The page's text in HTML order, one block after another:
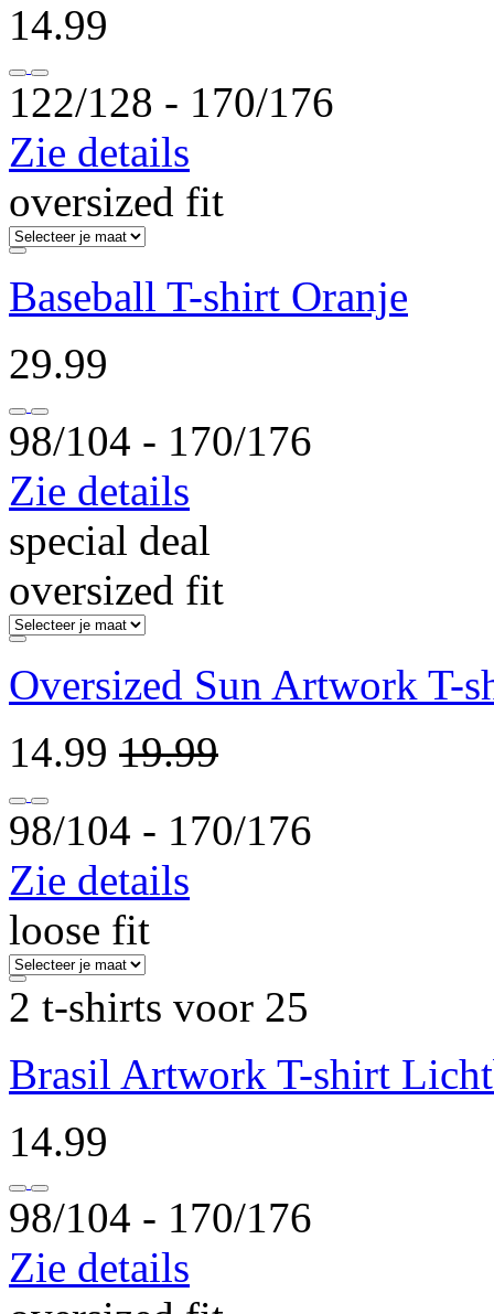
14.99
122/128 ‐ 170/176
Zie details
oversized fit
Baseball T-shirt Oranje
29.99
98/104 ‐ 170/176
Zie details
special deal
oversized fit
Oversized Sun Artwork T-
14.99 19.99
98/104 ‐ 170/176
Zie details
loose fit
2 t-shirts voor 25
Brasil Artwork T-shirt
14.99
98/104 ‐ 170/176
Zie details